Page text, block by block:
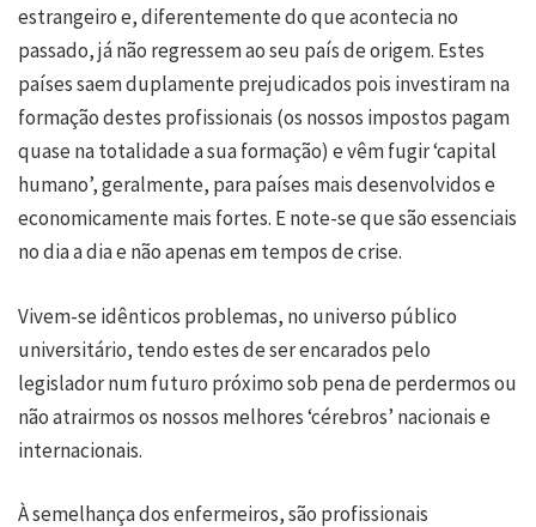
estrangeiro e, diferentemente do que acontecia no
passado, já não regressem ao seu país de origem. Estes
países saem duplamente prejudicados pois investiram na
formação destes profissionais (os nossos impostos pagam
quase na totalidade a sua formação) e vêm fugir ‘capital
humano’, geralmente, para países mais desenvolvidos e
economicamente mais fortes. E note-se que são essenciais
no dia a dia e não apenas em tempos de crise.
Vivem-se idênticos problemas, no universo público
universitário, tendo estes de ser encarados pelo
legislador num futuro próximo sob pena de perdermos ou
não atrairmos os nossos melhores ‘cérebros’ nacionais e
internacionais.
À semelhança dos enfermeiros, são profissionais